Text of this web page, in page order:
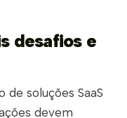
desafios e
de soluções SaaS
devem